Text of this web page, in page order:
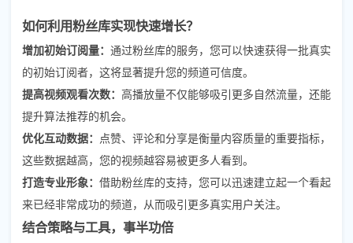
如何利用粉丝库实现快速增长？
增加初始订阅量： 通过粉丝库的服务，您可以快速获得一批真实
的初始订阅者，这将显著提升您的频道可信度。
提高视频观看次数： 高播放量不仅能够吸引更多自然流量，还能
提升算法推荐的机会。
优化互动数据： 点赞、评论和分享是衡量内容质量的重要指标，
这些数据越高，您的视频越容易被更多人看到。
打造专业形象： 借助粉丝库的支持，您可以迅速建立起一个看起
来已经非常成功的频道，从而吸引更多真实用户关注。
结合策略与工具，事半功倍